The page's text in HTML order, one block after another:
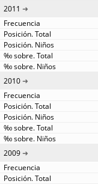
2011
2010
2009